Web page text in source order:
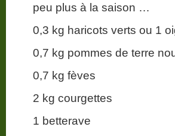
peu plus à la saison …
0,3 kg haricots verts ou 1
0,7 kg pommes de terre
0,7 kg fèves
2 kg courgettes
1 betterave